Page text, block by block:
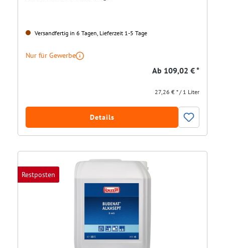
Versandfertig in 6 Tagen, Lieferzeit 1-5 Tage
Nur für Gewerbe
Ab 109,02 € *
27,26 € * / 1 Liter
Details
Restposten